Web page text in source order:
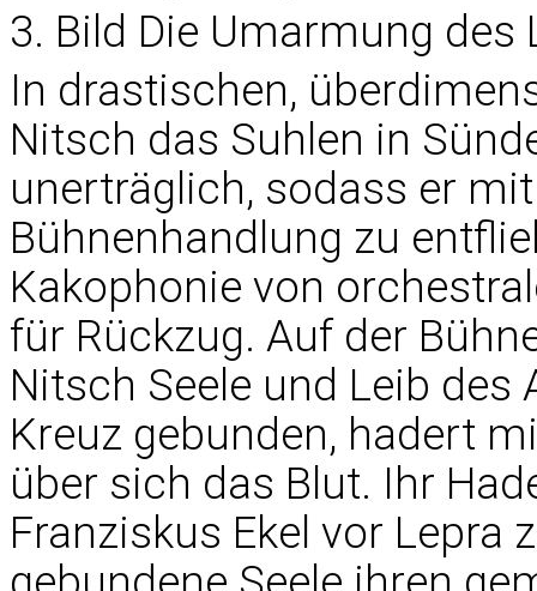
3. Bild Die Umarmung des
In drastischen,
Nitsch das Suhlen in
unerträglich, sodass er
Bühnenhandlung zu
Kakophonie von
für Rückzug. Auf der
Nitsch Seele und Leib des
Kreuz gebunden, hadert
über sich das Blut. Ihr
Franziskus Ekel vor